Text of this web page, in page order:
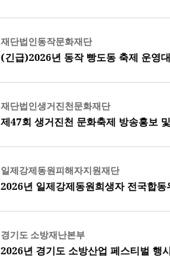
재단법인동작문화재단
(긴급)2026년 동작 빵도동 축제 운영
재단법인생거진천문화재단
제47회 생거진천 문화축제 방송홍보
일제강제동원피해자지원재단
2026년 일제강제동원희생자 전국합
경기도 소방재난본부
2026년 경기도 소방산업 페스티벌 행